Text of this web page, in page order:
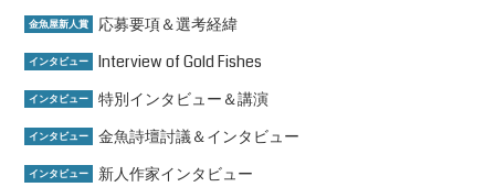
金魚屋新人賞 応募要項＆選考経緯
インタビュー Interview of Gold Fishes
インタビュー 特別インタビュー＆講演
インタビュー 金魚詩壇討議＆インタビュー
インタビュー 新人作家インタビュー